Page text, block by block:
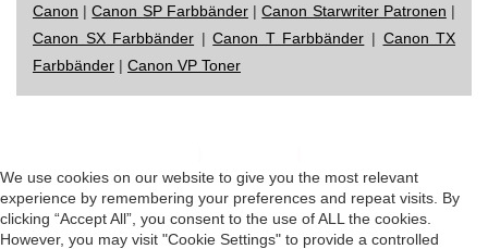
Canon |Canon SP Farbbänder|Canon Starwriter Patronen |
Canon SX Farbbänder |Canon T Farbbänder | Canon TX
Farbbänder | Canon VP Toner
We use cookies on our website to give you the most relevant
experience by remembering your preferences and repeat visits. By
clicking “Accept All”, you consent to the use of ALL the cookies.
However, you may visit "Cookie Settings" to provide a controlled